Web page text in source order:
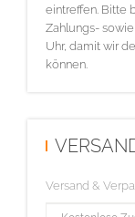
eintreffen. Bitte
Zahlungs-
Uhr, damit wir
können.
Versand &